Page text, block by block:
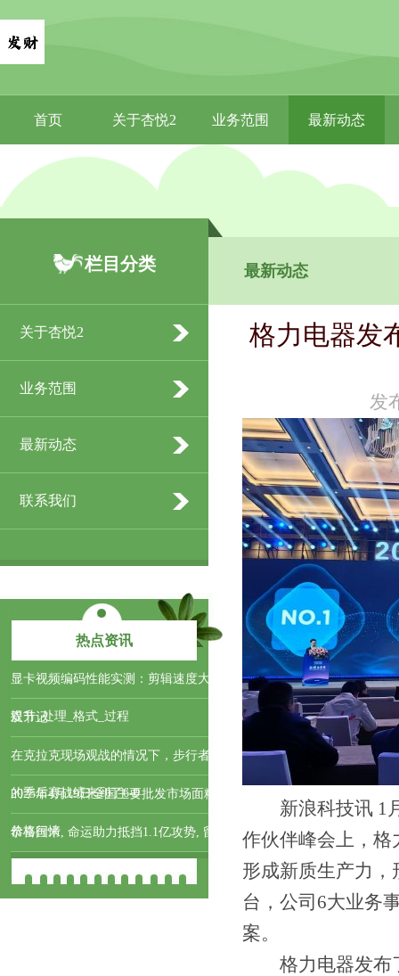
首页 关于杏悦2 业务范围 最新动态
栏目分类 最新动态
关于杏悦2
业务范围
最新动态
联系我们
热点资讯
显卡视频编码性能实测：剪辑速度大
提升​_处理_格式_过程
​双节记
在克拉克现场观战的情况下，步行者
的季后赛战绩来到了6-0
2025年4月19日全国主要批发市场面粉
价格行情
恭喜国米, 命运助力抵挡1.1亿攻势, 留
格力电器发
发
新浪科技讯 1月
作伙伴峰会上，格
形成新质生产力
台，公司6大业务
案。
格力电器发布